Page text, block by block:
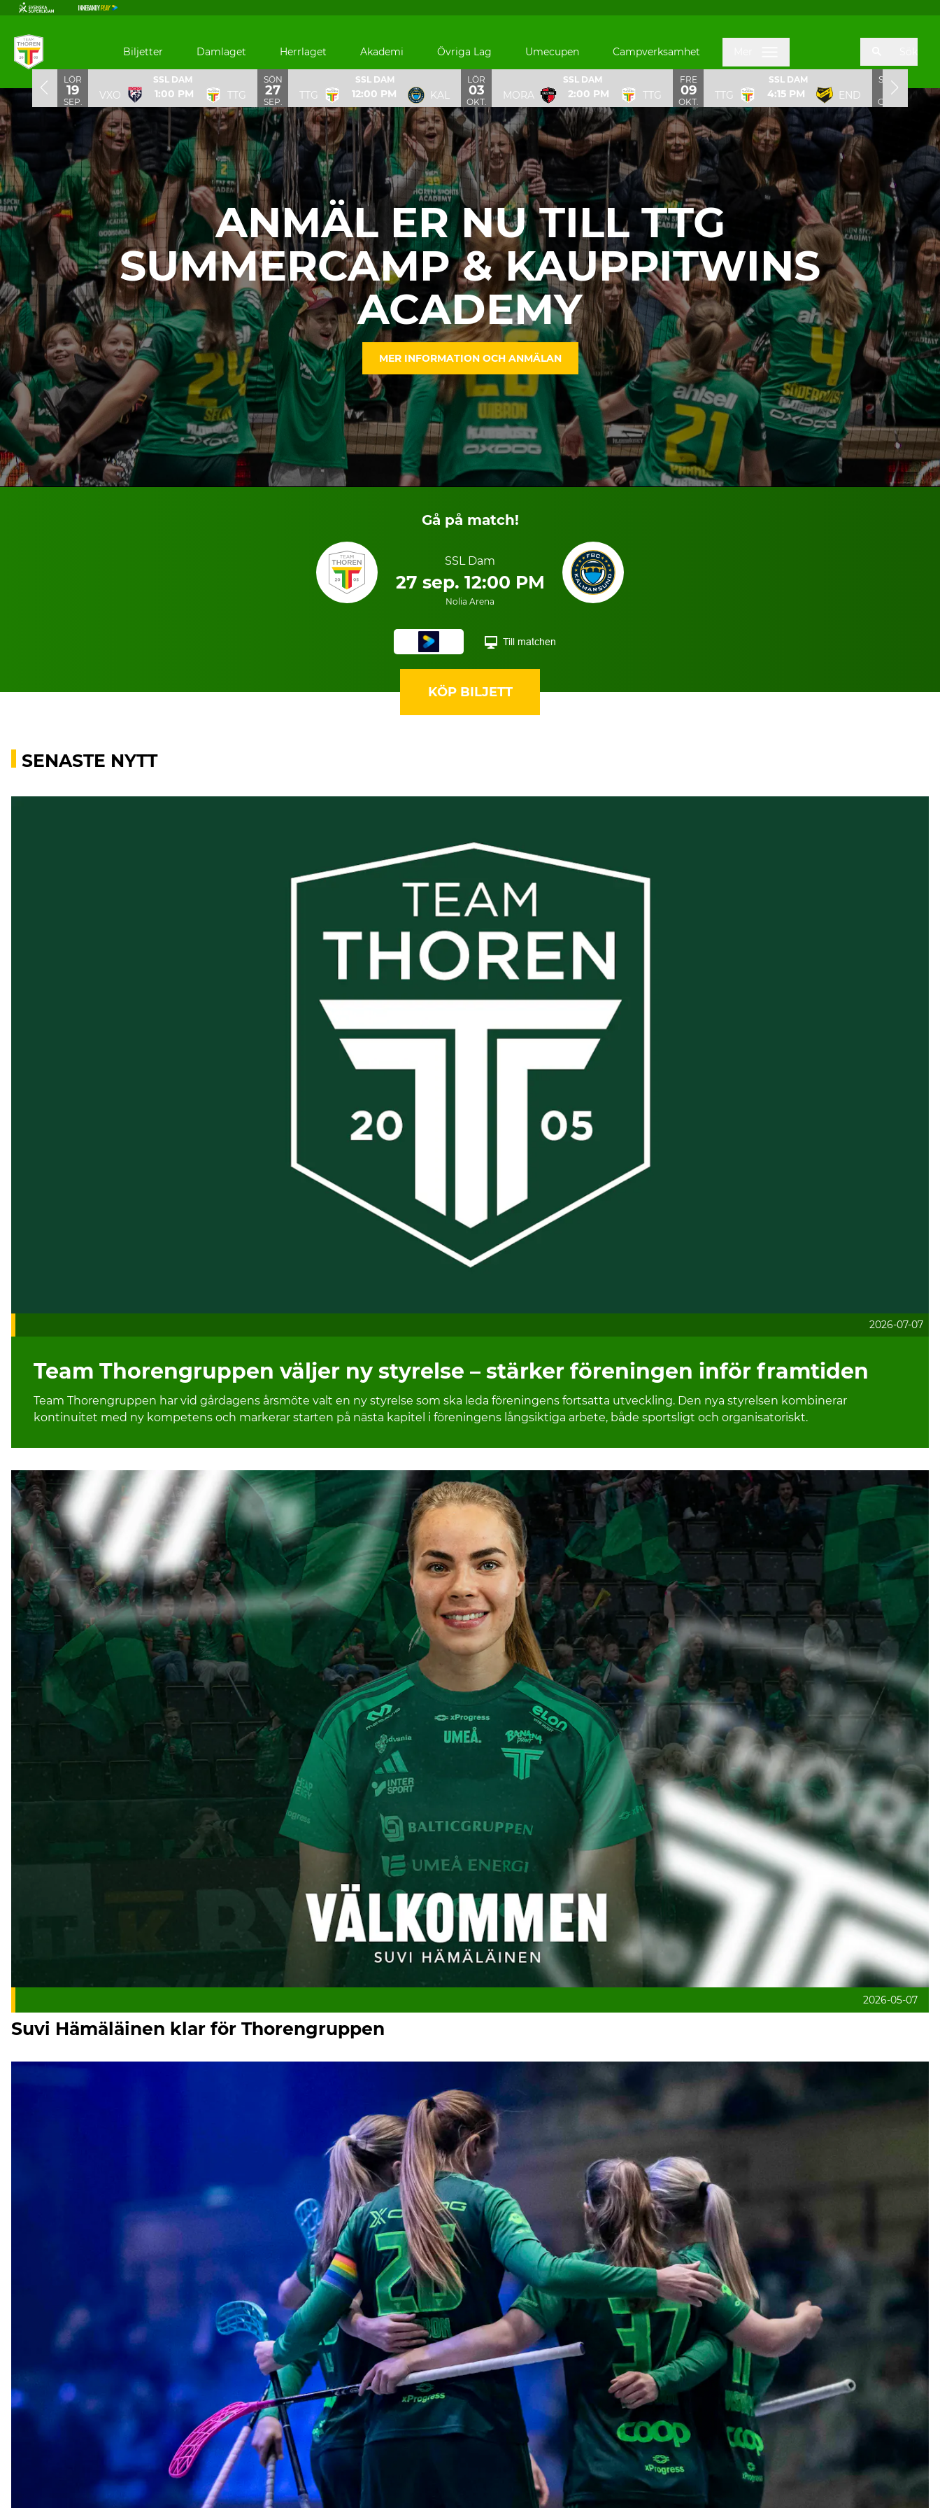
Biljetter Damlaget Herrlaget Akademi Övriga Lag Umecupen Campverksamhet
LUND
LÖR
19
SEP.
SSL DAM
VXO 1:00 PM TTG
SÖN
27
SEP.
SSL DAM
TTG 12:00 PM KAL
LÖR
03
OKT.
SSL DAM
MORA 2:00 PM TTG
FRE
09
OKT.
SSL DAM
TTG 4:15 PM END
SÖN
11
OKT.
TTG
Bild 1 av 1. Anmäl er nu till TTG Summercamp & KauppiTwins Academy
ANMÄL ER NU TILL TTG
SUMMERCAMP & KAUPPITWINS
ACADEMY
MER INFORMATION OCH ANMÄLAN
Gå på match!
SSL Dam
27 sep. 12:00 PM
Nolia Arena
Till matchen
KÖP BILJETT
SENASTE NYTT
2026-07-07
Team Thorengruppen väljer ny styrelse – stärker föreningen inför framtiden
Team Thorengruppen har vid gårdagens årsmöte valt en ny styrelse som ska leda föreningens fortsatta utveckling. Den nya styrelsen kombinerar
kontinuitet med ny kompetens och markerar starten på nästa kapitel i föreningens långsiktiga arbete, både sportsligt och organisatoriskt.
Fler nyheter
Suvi Hämäläinen klar för Thorengruppen Publicerad 2026-05-07
2026-05-07
Suvi Hämäläinen klar för Thorengruppen
Thorengruppen IBK är svenska mästare – för sjätte gången Publicerad 2026-04-27